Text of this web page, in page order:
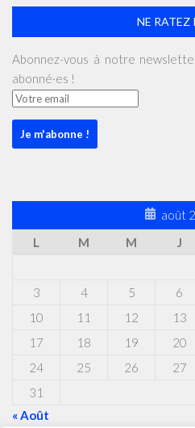
NE RATEZ
Abonnez-vous à notre
abonné·es !
août
L
M M J
3
4 5 6
10
11 12 13
17
18 19 20
24
25 26 27
31
« Août